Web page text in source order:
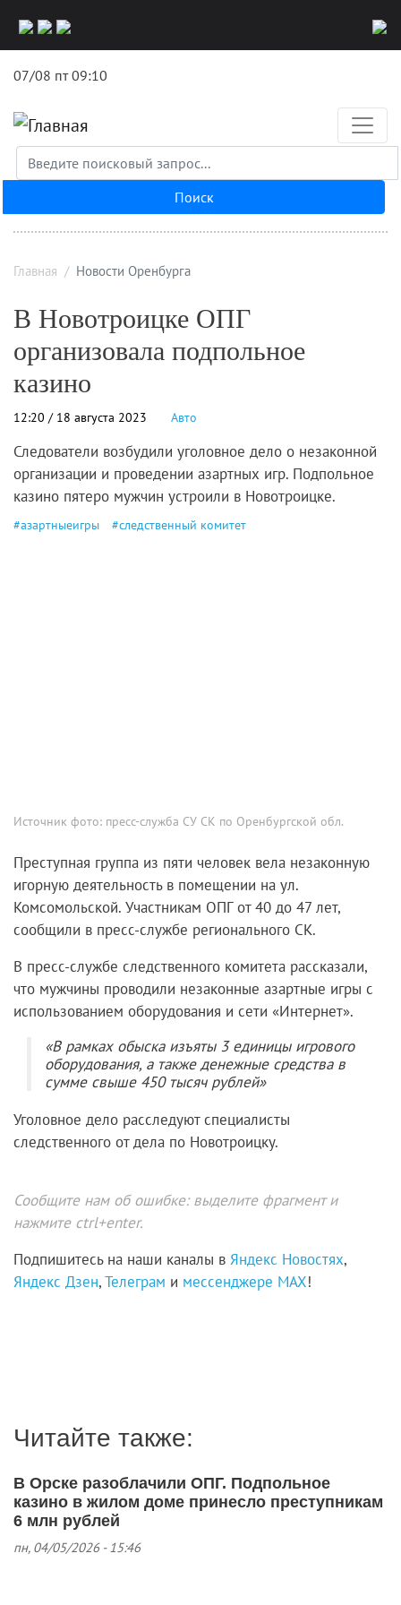
07/08 пт 09:10
Поиск
Главная Новости Оренбурга
В Новотроицке ОПГ
организовала подпольное
казино
12:20 / 18 августа 2023 Авто
Следователи возбудили уголовное дело о незаконной
организации и проведении азартных игр. Подпольное
казино пятеро мужчин устроили в Новотроицке.
#азартныеигры #следственный комитет
Источник фото: пресс-служба СУ СК по Оренбургской обл.
Преступная группа из пяти человек вела незаконную
игорную деятельность в помещении на ул.
Комсомольской. Участникам ОПГ от 40 до 47 лет,
сообщили в пресс-службе регионального СК.
В пресс-службе следственного комитета рассказали,
что мужчины проводили незаконные азартные игры с
использованием оборудования и сети «Интернет».
«В рамках обыска изъяты 3 единицы игрового
оборудования, а также денежные средства в
сумме свыше 450 тысяч рублей»
Уголовное дело расследуют специалисты
следственного от дела по Новотроицку.
Сообщите нам об ошибке: выделите фрагмент и
нажмите ctrl+enter.
Подпишитесь на наши каналы в Яндекс Новостях,
Яндекс Дзен,Телеграм и мессенджере MAX!
Читайте также:
В Орске разоблачили ОПГ. Подпольное
казино в жилом доме принесло преступникам
6 млн рублей
пн, 04/05/2026 - 15:46